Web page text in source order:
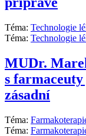
Téma: Technologie
Téma: Technologie
MUDr.
s
zásadní
Téma:
Téma: